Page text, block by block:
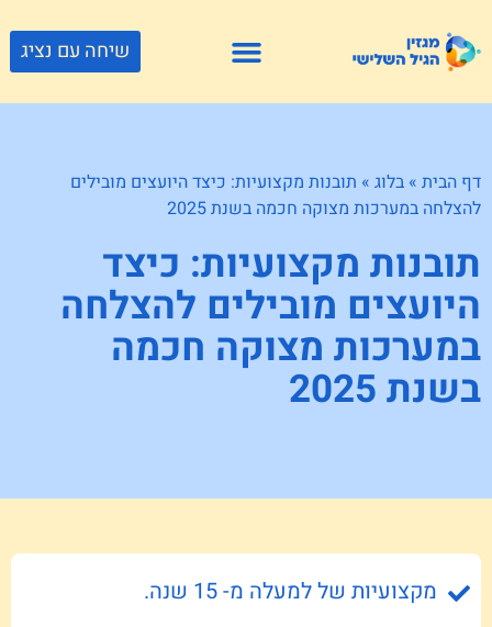
שיחה עם נציג
דף הבית » בלוג » תובנות מקצועיות: כיצד היועצים מובילים
להצלחה במערכות מצוקה חכמה בשנת 2025
תובנות מקצועיות: כיצד
היועצים מובילים להצלחה
במערכות מצוקה חכמה
בשנת 2025
מקצועיות של למעלה מ- 15 שנה.